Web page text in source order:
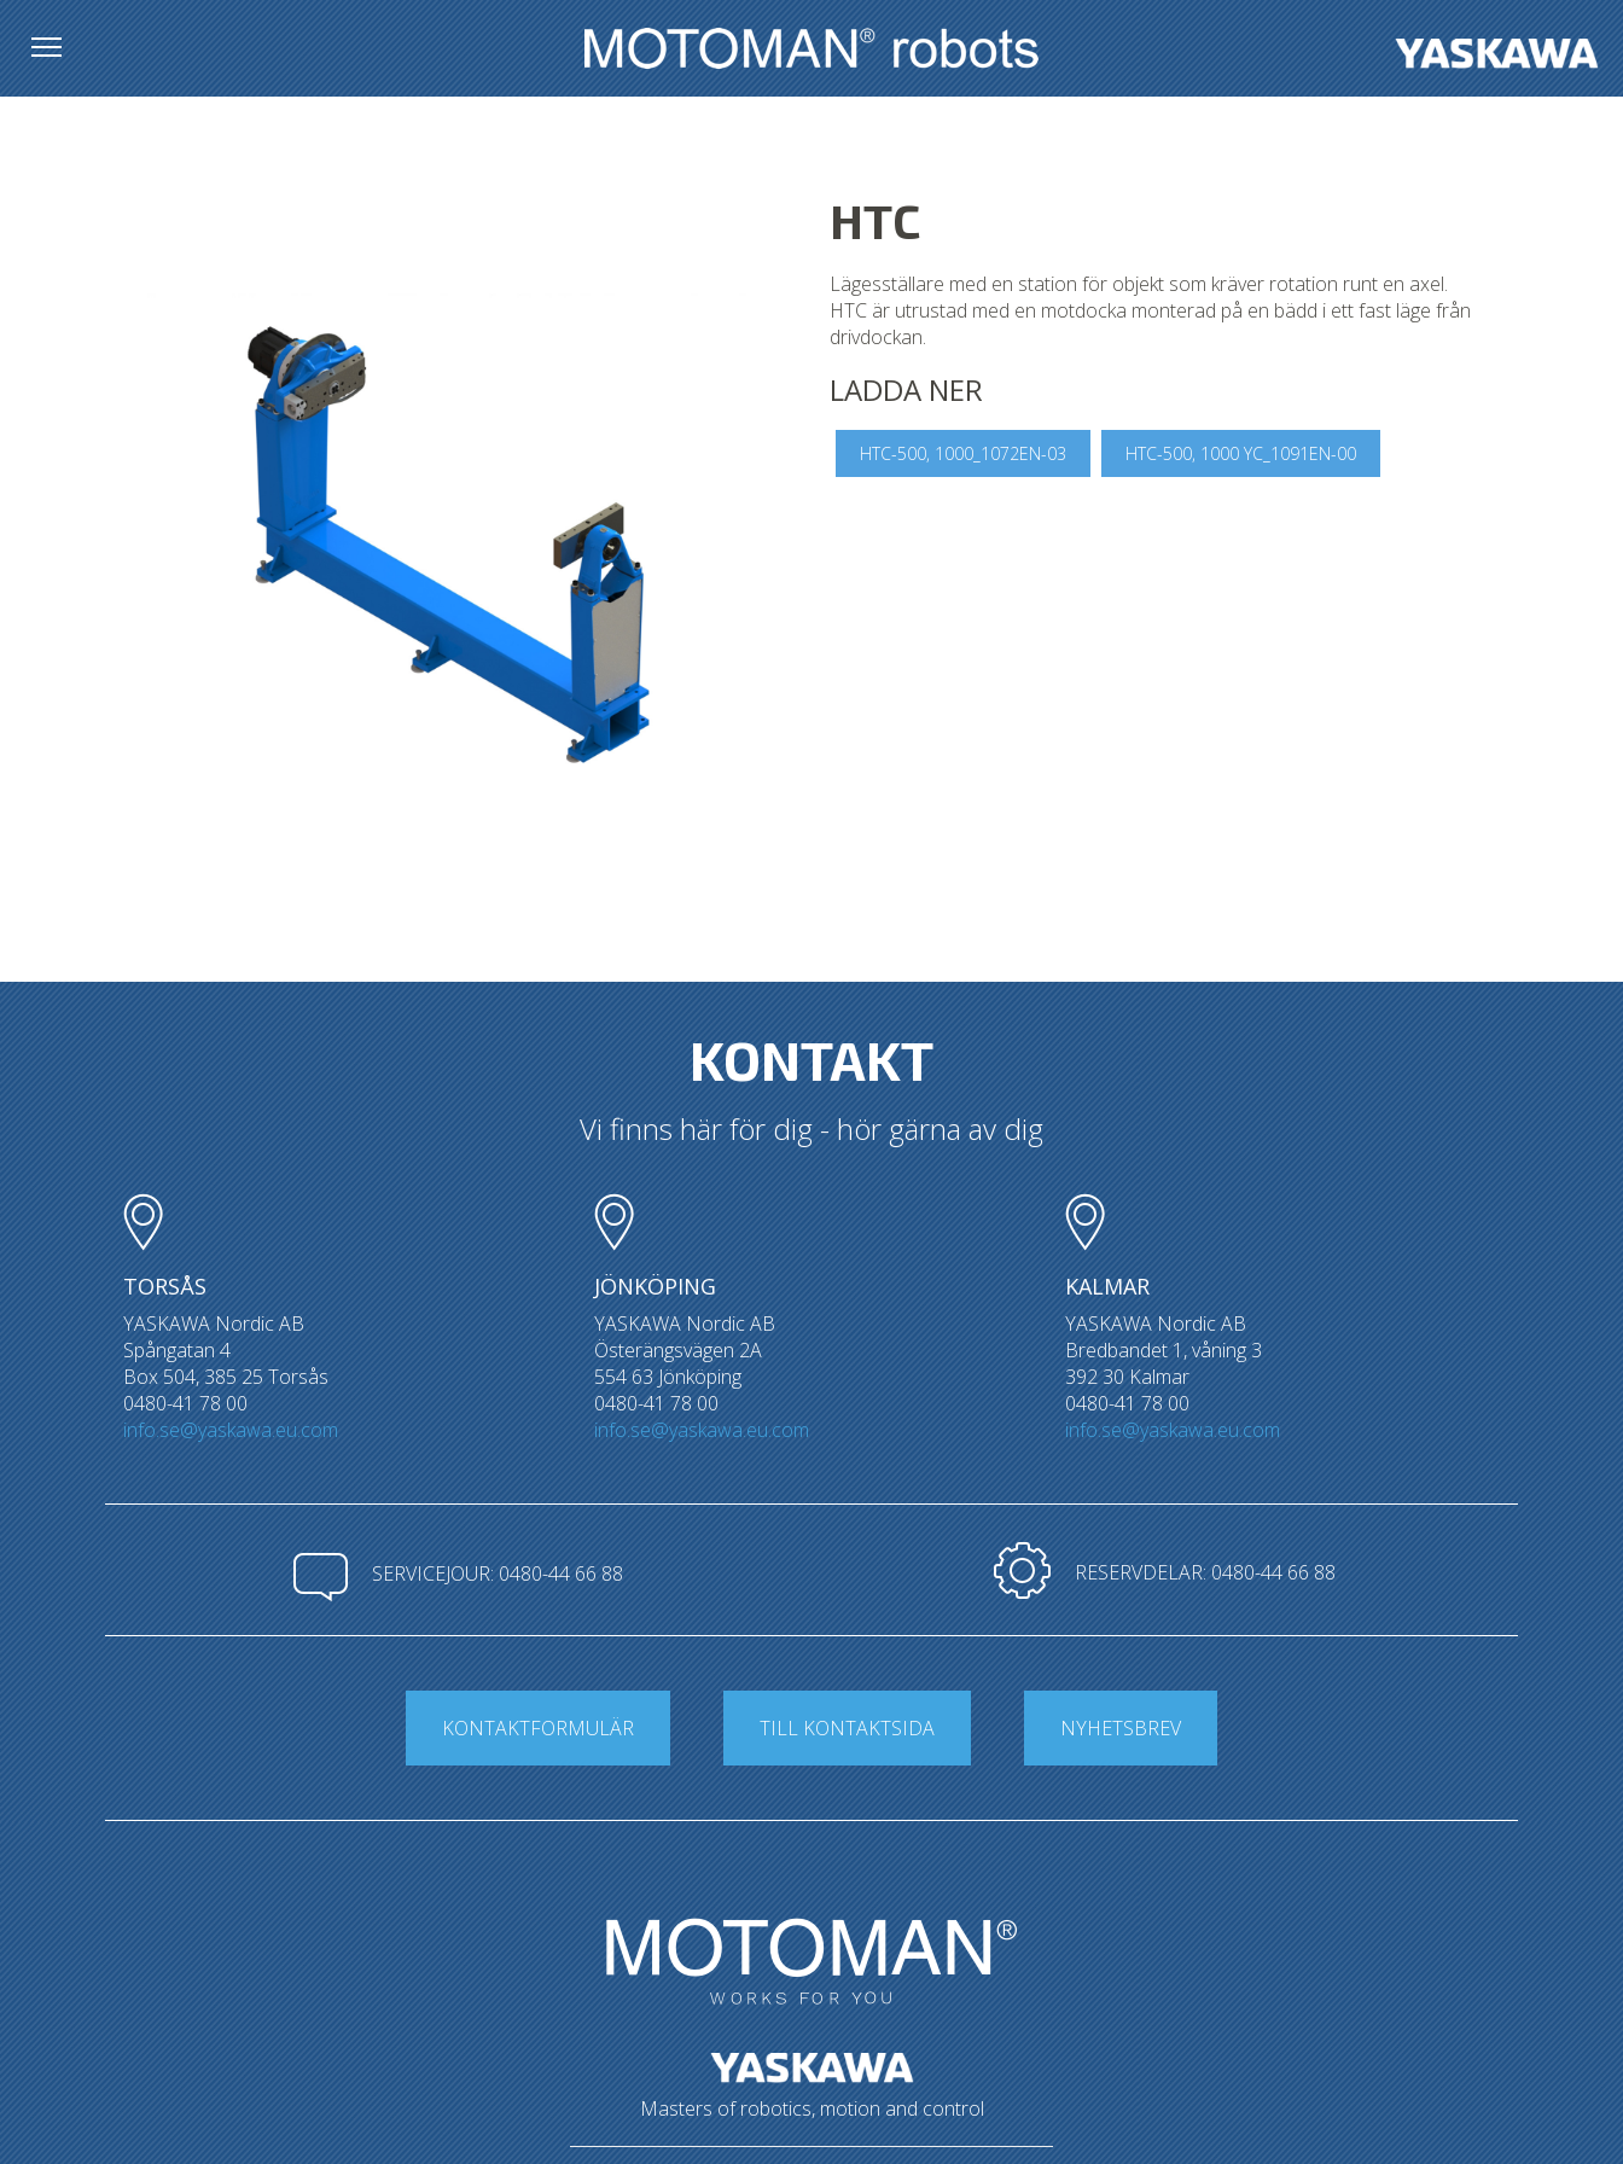
HTC
Lägesställare med en station för objekt som kräver rotation runt en axel.
HTC är utrustad med en motdocka monterad på en bädd i ett fast läge från
drivdockan.
LADDA NER
HTC-500, 1000_1072EN-03 HTC-500, 1000 YC_1091EN-00
KONTAKT
Vi finns här för dig - hör gärna av dig
TORSÅS
YASKAWA Nordic AB
Spångatan 4
Box 504, 385 25 Torsås
0480-41 78 00
info.se@yaskawa.eu.com
JÖNKÖPING
YASKAWA Nordic AB
Österängsvägen 2A
554 63 Jönköping
0480-41 78 00
info.se@yaskawa.eu.com
KALMAR
YASKAWA Nordic AB
Bredbandet 1, våning 3
392 30 Kalmar
0480-41 78 00
info.se@yaskawa.eu.com
SERVICEJOUR: 0480-44 66 88 RESERVDELAR: 0480-44 66 88
KONTAKTFORMULÄR TILL KONTAKTSIDA NYHETSBREV
Masters of robotics, motion and control